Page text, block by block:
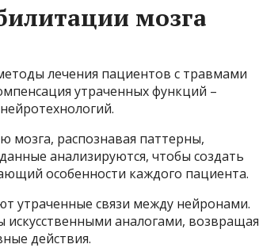
мозга
лечения пациентов с травмами
утраченных функций –
мозга, распознавая паттерны,
анализируются, чтобы создать
особенности каждого пациента.
утраченные связи между нейронами.
аналогами, возвращая
действия.